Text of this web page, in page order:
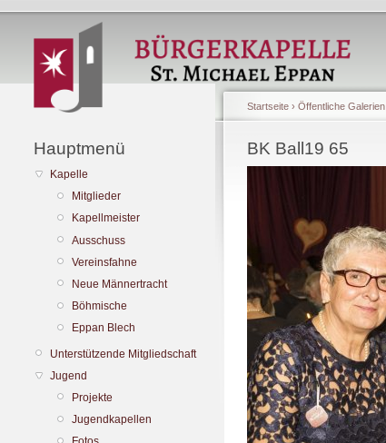
Hauptmenü
Kapelle
Mitglieder
Kapellmeister
Ausschuss
Vereinsfahne
Neue Männertracht
Böhmische
Eppan Blech
Unterstützende Mitgliedschaft
Jugend
Projekte
Jugendkapellen
Startseite › Öffentliche Galerien
BK Ball19 65